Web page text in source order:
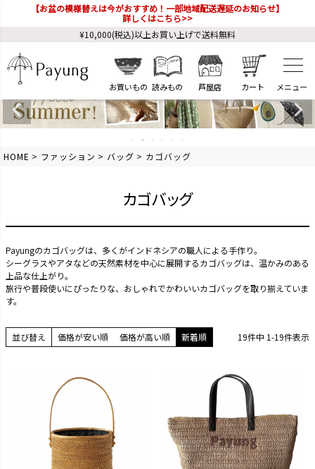
【お盆の模様替えは今がおすすめ！一部地域配送遅延のお知らせ】
詳しくはこちら>>
¥10,000(税込)以上お買い上げで送料無料
お買いもの 読みもの 芦屋店 カート
HOME ファッション バッグ カゴバッグ
カゴバッグ
Payungのカゴバッグは、多くがインドネシアの職人による手作り。
シーグラスやアタなどの天然素材を中心に展開するカゴバッグは、温かみのある
上品な仕上がり。
旅行や普段使いにぴったりな、おしゃれでかわいいカゴバッグを取り揃えていま
す。
並び替え 価格が安い順 価格が高い順 新着順 19件中 1-19件表示